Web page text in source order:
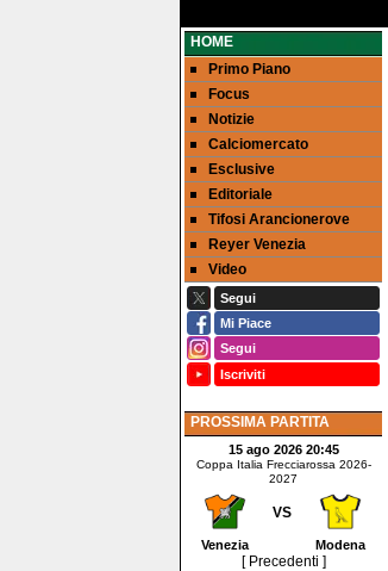
HOME
Primo Piano
Focus
Notizie
Calciomercato
Esclusive
Editoriale
Tifosi Arancionerove
Reyer Venezia
Video
Segui
Mi Piace
Segui
Iscriviti
PROSSIMA PARTITA
15 ago 2026 20:45
Coppa Italia Frecciarossa 2026-
2027
VS
Venezia Modena
[ Precedenti ]